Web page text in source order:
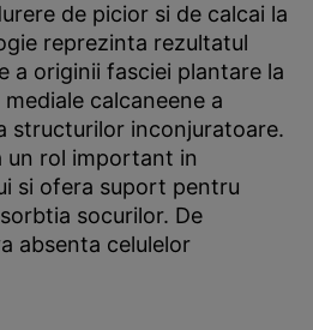
de picior si de calcai la
reprezinta rezultatul
a originii fasciei plantare la
calcaneene a
structurilor inconjuratoare.
un rol important in
si ofera suport pentru
socurilor. De
absenta celulelor